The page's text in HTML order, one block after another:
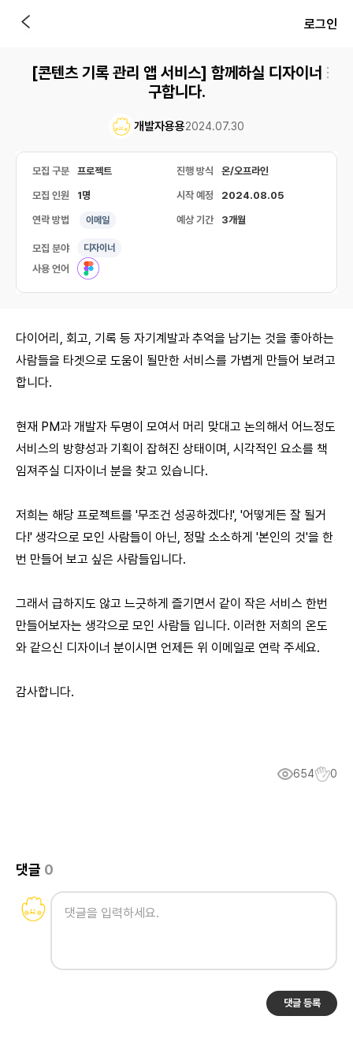
로그인
[콘텐츠 기록 관리 앱 서비스] 함께하실 디자이너
구합니다.
개발자용용2024.07.30
모집 구분 프로젝트 진행 방식 온/오프라인
모집 인원 1명 시작 예정 2024.08.05
연락 방법 이메일 예상 기간 3개월
모집 분야 디자이너
사용 언어
다이어리, 회고, 기록 등 자기계발과 추억을 남기는 것을 좋아하는
사람들을 타겟으로 도움이 될만한 서비스를 가볍게 만들어 보려고
합니다.
현재 PM과 개발자 두명이 모여서 머리 맞대고 논의해서 어느정도
서비스의 방향성과 기획이 잡혀진 상태이며, 시각적인 요소를 책
임져주실 디자이너 분을 찾고 있습니다.
저희는 해당 프로젝트를 '무조건 성공하겠다!', '어떻게든 잘 될거
다!' 생각으로 모인 사람들이 아닌, 정말 소소하게 '본인의 것'을 한
번 만들어 보고 싶은 사람들입니다.
그래서 급하지도 않고 느긋하게 즐기면서 같이 작은 서비스 한번
만들어보자는 생각으로 모인 사람들 입니다. 이러한 저희의 온도
와 같으신 디자이너 분이시면 언제든 위 이메일로 연락 주세요.
감사합니다.
654 0
댓글 0
댓글 등록